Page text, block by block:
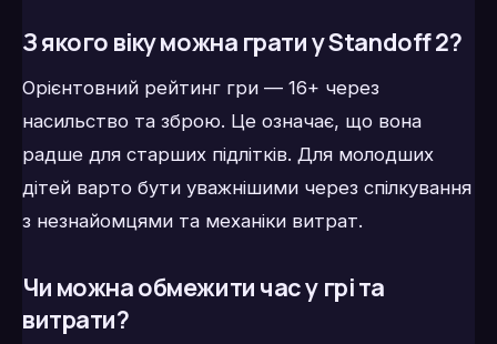
З якого віку можна грати у Standoff 2?
Орієнтовний рейтинг гри — 16+ через
насильство та зброю. Це означає, що вона
радше для старших підлітків. Для молодших
дітей варто бути уважнішими через спілкування
з незнайомцями та механіки витрат.
Чи можна обмежити час у грі та
витрати?